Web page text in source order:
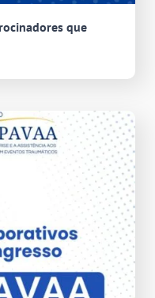
que